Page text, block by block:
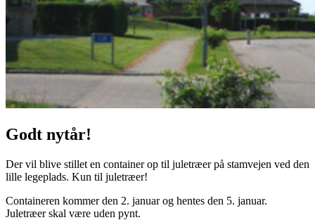
Godt nytår!
Der vil blive stillet en container op til juletræer på stamvejen ved den
lille legeplads. Kun til juletræer!
Containeren kommer den 2. januar og hentes den 5. januar.
Juletræer skal være uden pynt.